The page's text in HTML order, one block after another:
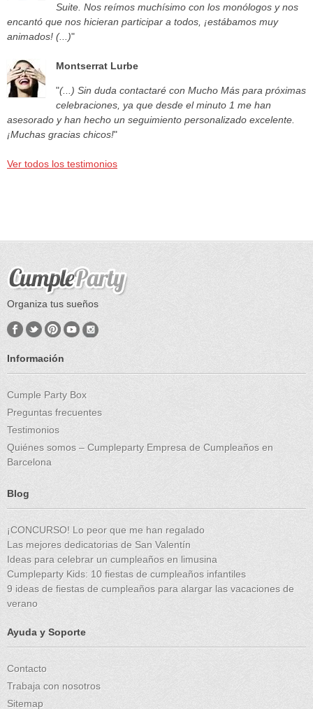
Suite. Nos reímos muchísimo con los monólogos y nos
encantó que nos hicieran participar a todos, ¡estábamos muy
animados! (...)"
Montserrat Lurbe
"(...) Sin duda contactaré con Mucho Más para próximas
celebraciones, ya que desde el minuto 1 me han
asesorado y han hecho un seguimiento personalizado excelente.
¡Muchas gracias chicos!"
Ver todos los testimonios
Organiza tus sueños
Información
Cumple Party Box
Preguntas frecuentes
Testimonios
Quiénes somos – Cumpleparty Empresa de Cumpleaños en
Barcelona
Blog
¡CONCURSO! Lo peor que me han regalado
Las mejores dedicatorias de San Valentín
Ideas para celebrar un cumpleaños en limusina
Cumpleparty Kids: 10 fiestas de cumpleaños infantiles
9 ideas de fiestas de cumpleaños para alargar las vacaciones de
verano
Ayuda y Soporte
Contacto
Trabaja con nosotros
Sitemap